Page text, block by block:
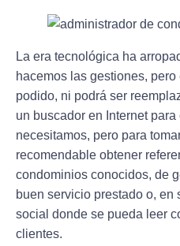
La era tecnológica ha
hacemos las gestiones, pero
podido, ni podrá ser
un buscador en Internet
necesitamos, pero para
recomendable obtener
condominios conocidos, de
buen servicio prestado o, en
social donde se pueda leer
clientes.